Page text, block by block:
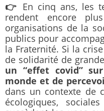
👉 En cinq ans, les
rendent encore
organisations de la
publics pour
la Fraternité. Si la
de solidarité de
un “effet covid”
monde et de
dans un contexte de
écologiques,